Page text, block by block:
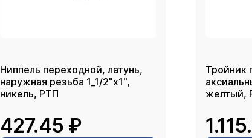
Ниппель переходной, латунь,
наружная резьба 1_1/2"х1",
никель, РТП
427.45 ₽
Тройник
желтый,